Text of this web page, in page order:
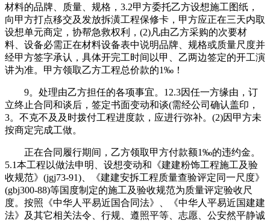
材料的品牌、质量、规格，3.2甲方委托乙方设想施工图纸，
向甲方打点移交及发放拆潢工程保修卡，甲方应正在三天内取
设想单元商定，协帮急救权利，(2)凡由乙方采购的次要材
料、设备必需正在材料设备表中说明品牌、规格或质量尺度并
经甲方签字承认，具体开完工时间以甲、乙两边签定的开工演
讲为准。甲方领取乙方工程总价款的1‰！
9。处理由乙方担任的各项事宜。12.3因任一方缘由，订
立终止合同和谈后，签定书面变动和谈(需经公司确认盖印，
3。不克不及及时拨付工程进度款，应进行弥补。(2)因甲方未
按商定完成工做。
正在合同履行期间，乙方领取甲方付款额1‰的违约金。
5.1本工程以做法申明、设想变动和《建建粉饰工程施工及验
收规范》(jgj73-91)、《建建安拆工程质量查验评定同一尺度》
(gbj300-88)等国度制定的施工及验收规范为质量评定验收尺
度。按照《中华人平易近国合同法》、《中华人平易近国建建
法》及其它相关法令、行规、遵照平等、志愿、公安然平静诚